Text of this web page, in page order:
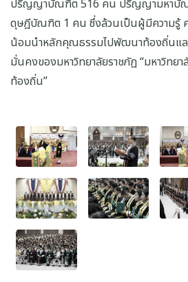
ปริญญาบัณฑิต 516 คน ปริญญามหาบั
ดุษฎีบัณฑิต 1 คน ซึ่งล้วนเป็นผู้มีความรู้ ค
น้อมนำหลักคุณธรรมไปพัฒนาท้องถิ่นแ
มั่นคงของมหาวิทยาลัยราชภัฏ “มหาวิทย
ท้องถิ่น”